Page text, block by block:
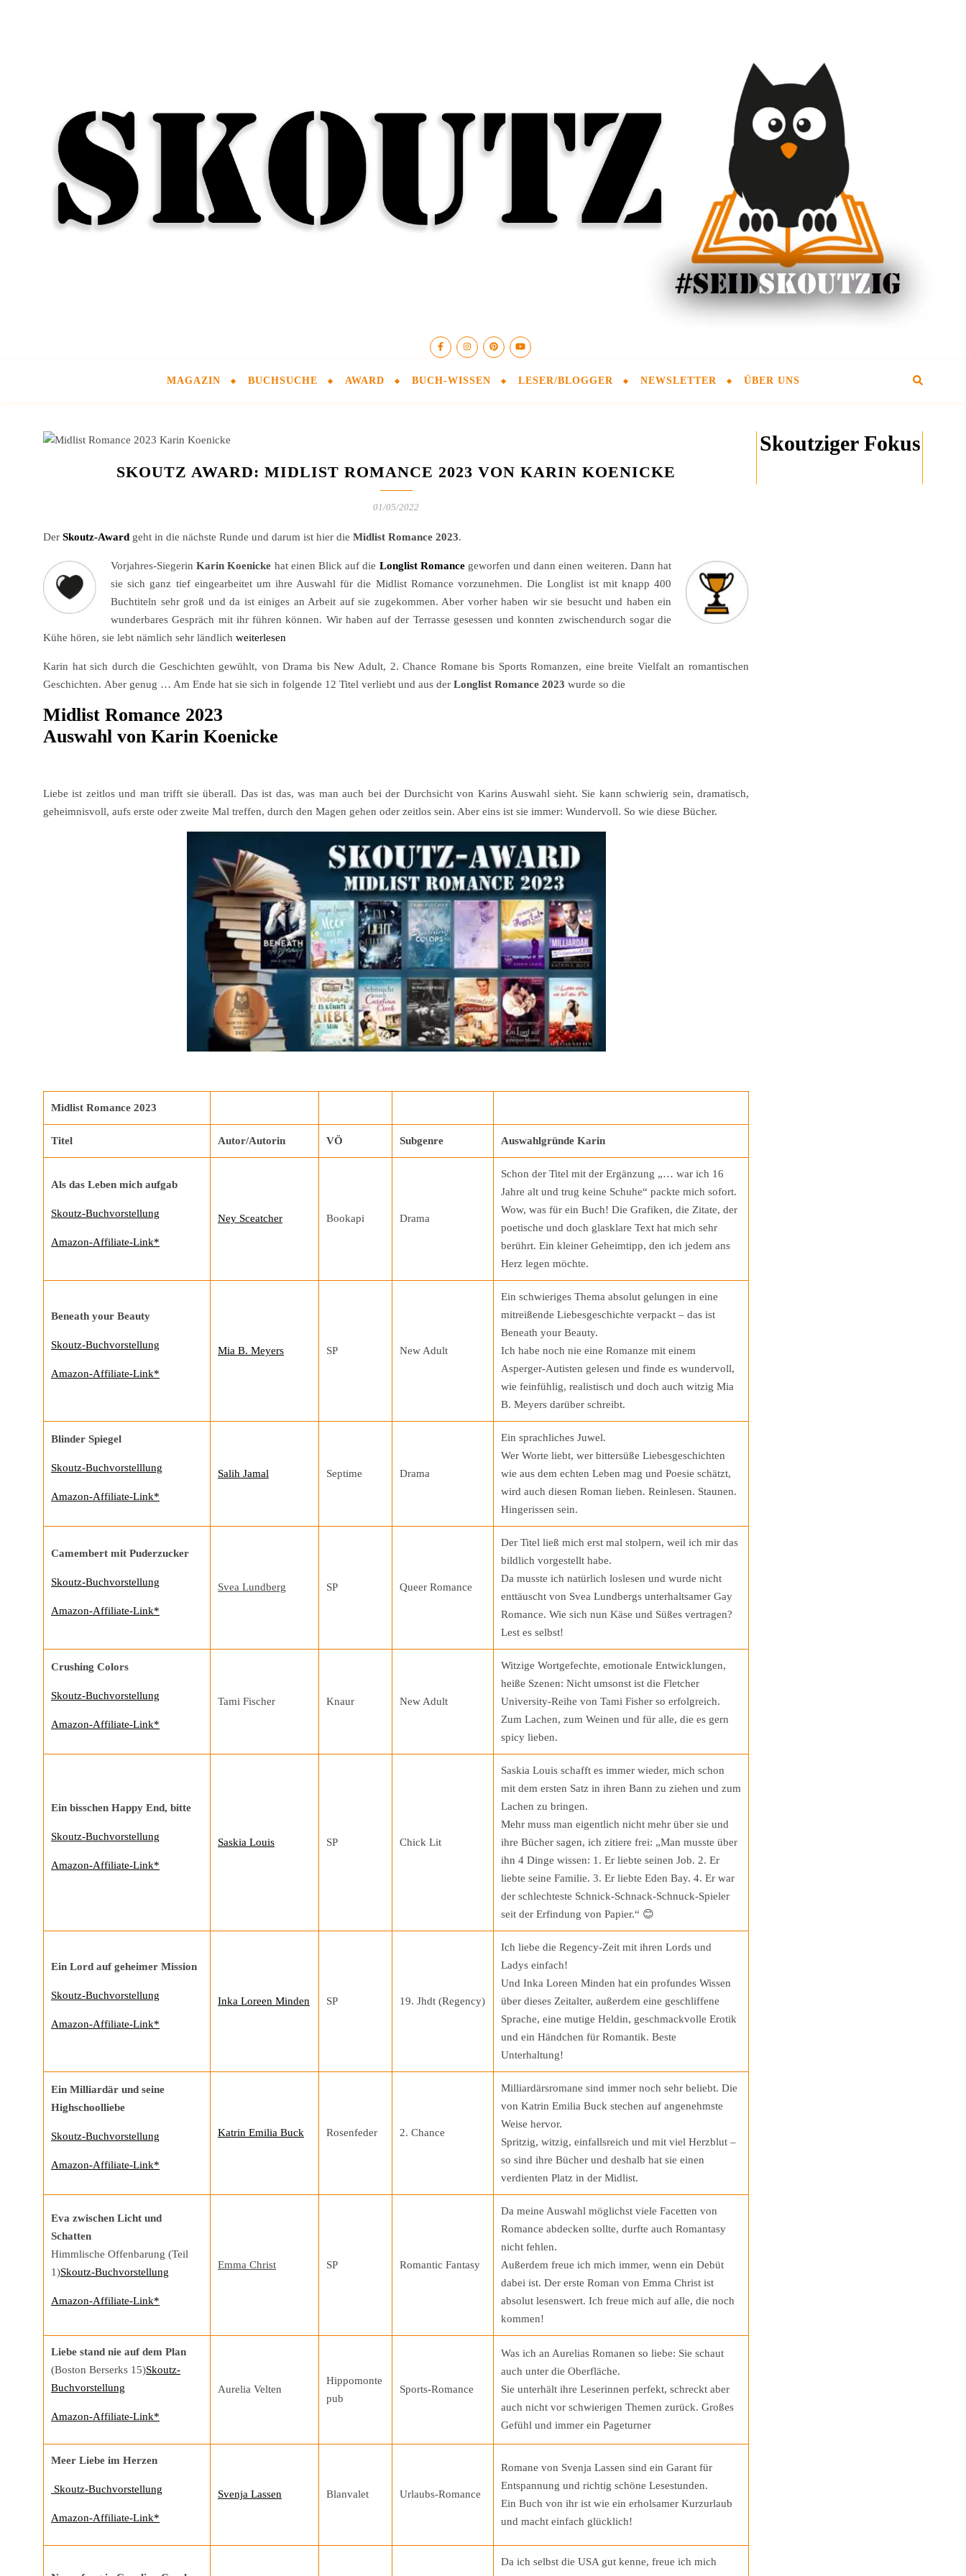
MAGAZIN BUCHSUCHE AWARD BUCH-WISSEN LESER/BLOGGER NEWSLETTER ÜBER UNS
SKOUTZ AWARD: MIDLIST ROMANCE 2023 VON KARIN KOENICKE
01/05/2022
Der Skoutz-Award geht in die nächste Runde und darum ist hier die Midlist Romance 2023.
Vorjahres-SiegerinKarin Koenicke hat einen Blick auf die Longlist Romancegeworfen und dann einen weiteren. Dann hat
sie sich ganz tief eingearbeitet um ihre Auswahl für die Midlist Romance vorzunehmen. Die Longlist ist mit knapp 400
Buchtiteln sehr groß und da ist einiges an Arbeit auf sie zugekommen. Aber vorher haben wir sie besucht und haben ein
wunderbares Gespräch mit ihr führen können. Wir haben auf der Terrasse gesessen und konnten zwischendurch sogar die
Kühe hören, sie lebt nämlich sehr ländlich weiterlesen
Karin hat sich durch die Geschichten gewühlt, von Drama bis New Adult, 2. Chance Romane bis Sports Romanzen, eine breite Vielfalt an romantischen
Geschichten. Aber genug … Am Ende hat sie sich in folgende 12 Titel verliebt und aus der Longlist Romance 2023 wurde so die
Midlist Romance 2023
Auswahl von Karin Koenicke
Liebe ist zeitlos und man trifft sie überall. Das ist das, was man auch bei der Durchsicht von Karins Auswahl sieht. Sie kann schwierig sein, dramatisch,
geheimnisvoll, aufs erste oder zweite Mal treffen, durch den Magen gehen oder zeitlos sein. Aber eins ist sie immer: Wundervoll. So wie diese Bücher.
Midlist Romance 2023
Titel Autor/Autorin VÖ Subgenre Auswahlgründe Karin
Als das Leben mich aufgab
Skoutz-Buchvorstellung
Amazon-Affiliate-Link*
Ney Sceatcher Bookapi Drama
Schon der Titel mit der Ergänzung „… war ich 16
Jahre alt und trug keine Schuhe“ packte mich sofort.
Wow, was für ein Buch! Die Grafiken, die Zitate, der
poetische und doch glasklare Text hat mich sehr
berührt. Ein kleiner Geheimtipp, den ich jedem ans
Herz legen möchte.
Beneath your Beauty
Skoutz-Buchvorstellung
Amazon-Affiliate-Link*
Mia B. Meyers SP New Adult
Ein schwieriges Thema absolut gelungen in eine
mitreißende Liebesgeschichte verpackt – das ist
Beneath your Beauty.
Ich habe noch nie eine Romanze mit einem
Asperger-Autisten gelesen und finde es wundervoll,
wie feinfühlig, realistisch und doch auch witzig Mia
B. Meyers darüber schreibt.
Blinder Spiegel
Skoutz-Buchvorstelllung
Amazon-Affiliate-Link*
Salih Jamal Septime Drama
Ein sprachliches Juwel.
Wer Worte liebt, wer bittersüße Liebesgeschichten
wie aus dem echten Leben mag und Poesie schätzt,
wird auch diesen Roman lieben. Reinlesen. Staunen.
Hingerissen sein.
Camembert mit Puderzucker
Skoutz-Buchvorstellung
Amazon-Affiliate-Link*
Svea Lundberg SP Queer Romance
Der Titel ließ mich erst mal stolpern, weil ich mir das
bildlich vorgestellt habe.
Da musste ich natürlich loslesen und wurde nicht
enttäuscht von Svea Lundbergs unterhaltsamer Gay
Romance. Wie sich nun Käse und Süßes vertragen?
Lest es selbst!
Crushing Colors
Skoutz-Buchvorstellung
Amazon-Affiliate-Link*
Tami Fischer Knaur New Adult
Witzige Wortgefechte, emotionale Entwicklungen,
heiße Szenen: Nicht umsonst ist die Fletcher
University-Reihe von Tami Fisher so erfolgreich.
Zum Lachen, zum Weinen und für alle, die es gern
spicy lieben.
Ein bisschen Happy End, bitte
Skoutz-Buchvorstellung
Amazon-Affiliate-Link*
Saskia Louis SP Chick Lit
Saskia Louis schafft es immer wieder, mich schon
mit dem ersten Satz in ihren Bann zu ziehen und zum
Lachen zu bringen.
Mehr muss man eigentlich nicht mehr über sie und
ihre Bücher sagen, ich zitiere frei: „Man musste über
ihn 4 Dinge wissen: 1. Er liebte seinen Job. 2. Er
liebte seine Familie. 3. Er liebte Eden Bay. 4. Er war
der schlechteste Schnick-Schnack-Schnuck-Spieler
seit der Erfindung von Papier.“ 😊
Ein Lord auf geheimer Mission
Skoutz-Buchvorstellung
Amazon-Affiliate-Link*
Inka Loreen Minden SP 19. Jhdt (Regency)
Ich liebe die Regency-Zeit mit ihren Lords und
Ladys einfach!
Und Inka Loreen Minden hat ein profundes Wissen
über dieses Zeitalter, außerdem eine geschliffene
Sprache, eine mutige Heldin, geschmackvolle Erotik
und ein Händchen für Romantik. Beste
Unterhaltung!
Ein Milliardär und seine
Highschoolliebe
Skoutz-Buchvorstellung
Amazon-Affiliate-Link*
Katrin Emilia Buck Rosenfeder 2. Chance
Milliardärsromane sind immer noch sehr beliebt. Die
von Katrin Emilia Buck stechen auf angenehmste
Weise hervor.
Spritzig, witzig, einfallsreich und mit viel Herzblut –
so sind ihre Bücher und deshalb hat sie einen
verdienten Platz in der Midlist.
Eva zwischen Licht und
Schatten
Himmlische Offenbarung (Teil
1)Skoutz-Buchvorstellung
Amazon-Affiliate-Link*
Emma Christ SP Romantic Fantasy
Da meine Auswahl möglichst viele Facetten von
Romance abdecken sollte, durfte auch Romantasy
nicht fehlen.
Außerdem freue ich mich immer, wenn ein Debüt
dabei ist. Der erste Roman von Emma Christ ist
absolut lesenswert. Ich freue mich auf alle, die noch
kommen!
Liebe stand nie auf dem Plan
(Boston Berserks 15)Skoutz-
Buchvorstellung
Amazon-Affiliate-Link*
Aurelia Velten
Hippomonte
pub
Sports-Romance
Was ich an Aurelias Romanen so liebe: Sie schaut
auch unter die Oberfläche.
Sie unterhält ihre Leserinnen perfekt, schreckt aber
auch nicht vor schwierigen Themen zurück. Großes
Gefühl und immer ein Pageturner
Meer Liebe im Herzen
Skoutz-Buchvorstellung
Amazon-Affiliate-Link*
Svenja Lassen Blanvalet Urlaubs-Romance
Romane von Svenja Lassen sind ein Garant für
Entspannung und richtig schöne Lesestunden.
Ein Buch von ihr ist wie ein erholsamer Kurzurlaub
und macht einfach glücklich!
Da ich selbst die USA gut kenne, freue ich mich
Skoutziger Fokus